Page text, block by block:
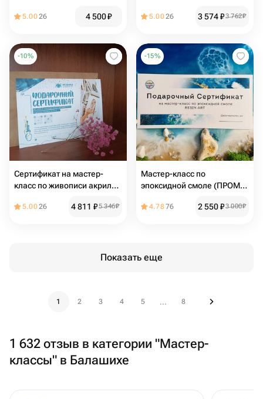
5.0026 4 500₽ 5.0026 3 574₽3 762₽
-10%
Сертификат на мастер-
класс по живописи акрилом
5.0026 4 811 ₽5 346₽
-15%
Мастер-класс по
эпоксидной смоле (ПРОМО
4.7876 2 550₽3 000₽
Показать еще
1 2 3 4 5 ... 8
1 632 отзыв в категории "Мастер-
классы" в Балашихе